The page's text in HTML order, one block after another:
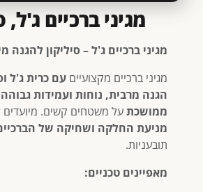
מגיני ברכיים ג'ל,
מגיני ברכיים ג'ל – סיליקון להגנה
מגיני ברכיים מקצועיים עם כרית ג'ל
הגנה מרבית, נוחות ועמידות
ממושכתעל משטחים קשים. מיועדים
מניעת החלקה ושחיקה של
תובעניות.
מאפיינים טכניים: